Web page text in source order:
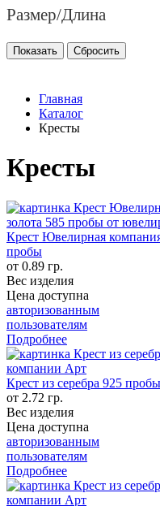
Размер/Длина
Главная
Каталог
Кресты
Кресты
Крест Ювелирная
пробы
от 0.89 гр.
Вес изделия
Цена доступна
авторизованным
пользователям
Подробнее
Крест из серебра 925 пробы
от 2.72 гр.
Вес изделия
Цена доступна
авторизованным
пользователям
Подробнее